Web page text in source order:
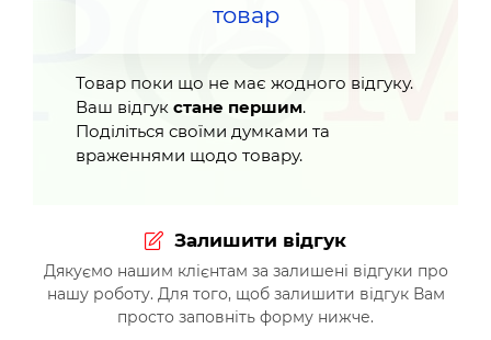
товар
Товар поки що не має жодного відгуку.
Ваш відгук стане першим.
Поділіться своїми думками та
враженнями щодо товару.
Залишити відгук
Дякуємо нашим клієнтам за залишені відгуки про
нашу роботу. Для того, щоб залишити відгук Вам
просто заповніть форму нижче.